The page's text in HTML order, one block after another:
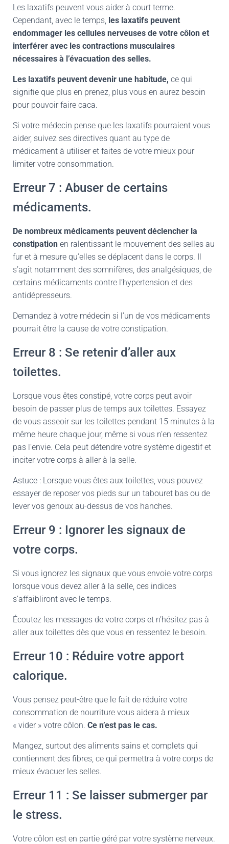
Les laxatifs peuvent vous aider à court terme.
Cependant, avec le temps, les laxatifs peuvent
endommager les cellules nerveuses de votre côlon et
interférer avec les contractions musculaires
nécessaires à l’évacuation des selles.
Les laxatifs peuvent devenir une habitude, ce qui
signifie que plus en prenez, plus vous en aurez besoin
pour pouvoir faire caca.
Si votre médecin pense que les laxatifs pourraient vous
aider, suivez ses directives quant au type de
médicament à utiliser et faites de votre mieux pour
limiter votre consommation.
Erreur 7 : Abuser de certains
médicaments.
De nombreux médicaments peuvent déclencher la
constipation en ralentissant le mouvement des selles au
fur et à mesure qu’elles se déplacent dans le corps. Il
s’agit notamment des somnifères, des analgésiques, de
certains médicaments contre l’hypertension et des
antidépresseurs.
Demandez à votre médecin si l’un de vos médicaments
pourrait être la cause de votre constipation.
Erreur 8 : Se retenir d’aller aux
toilettes.
Lorsque vous êtes constipé, votre corps peut avoir
besoin de passer plus de temps aux toilettes. Essayez
de vous asseoir sur les toilettes pendant 15 minutes à la
même heure chaque jour, même si vous n’en ressentez
pas l’envie. Cela peut détendre votre système digestif et
inciter votre corps à aller à la selle.
Astuce : Lorsque vous êtes aux toilettes, vous pouvez
essayer de reposer vos pieds sur un tabouret bas ou de
lever vos genoux au-dessus de vos hanches.
Erreur 9 : Ignorer les signaux de
votre corps.
Si vous ignorez les signaux que vous envoie votre corps
lorsque vous devez aller à la selle, ces indices
s’affaibliront avec le temps.
Écoutez les messages de votre corps et n’hésitez pas à
aller aux toilettes dès que vous en ressentez le besoin.
Erreur 10 : Réduire votre apport
calorique.
Vous pensez peut-être que le fait de réduire votre
consommation de nourriture vous aidera à mieux
« vider » votre côlon. Ce n’est pas le cas.
Mangez, surtout des aliments sains et complets qui
contiennent des fibres, ce qui permettra à votre corps de
mieux évacuer les selles.
Erreur 11 : Se laisser submerger par
le stress.
Votre côlon est en partie géré par votre système nerveux.